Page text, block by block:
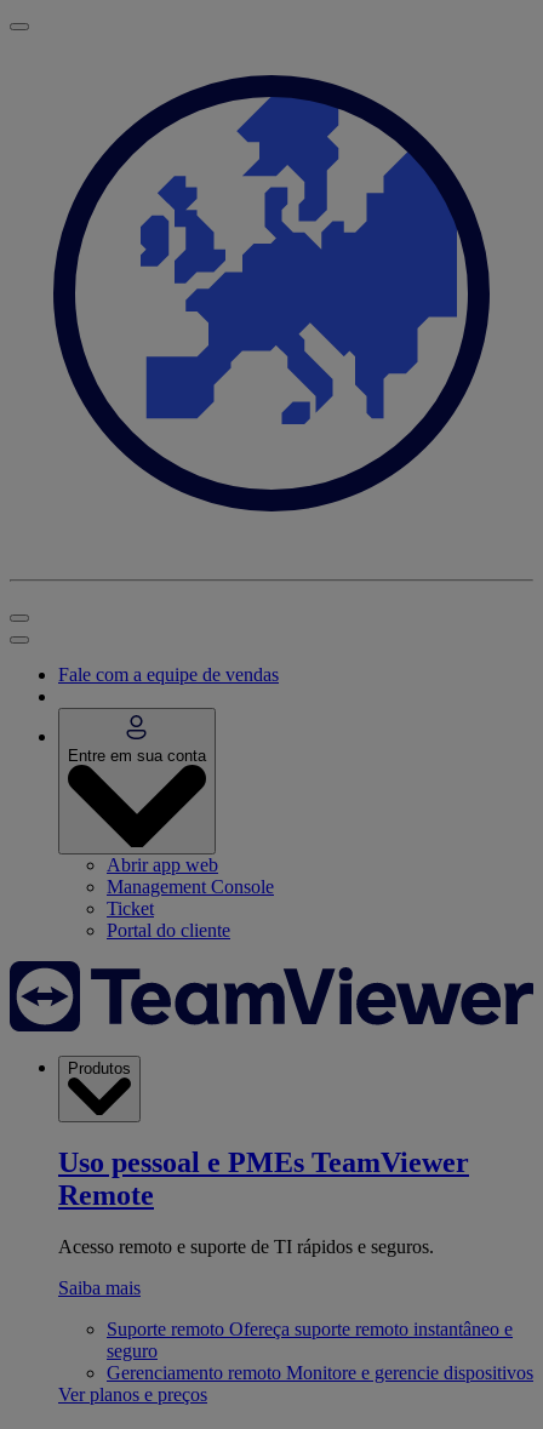
Fale com a equipe de vendas
Entre em sua conta
Abrir app web
Management Console
Ticket
Portal do cliente
Produtos
Uso pessoal e PMEs TeamViewer
Remote
Acesso remoto e suporte de TI rápidos e seguros.
Saiba mais
Suporte remoto Ofereça suporte remoto instantâneo e
seguro
Gerenciamento remoto Monitore e gerencie dispositivos
Ver planos e preços